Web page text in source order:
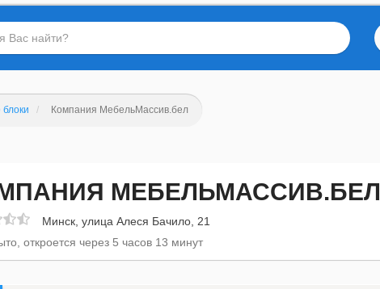
Компания МебельМассив.бел
МЕБЕЛЬМАССИВ.БЕЛ
Минск, улица Алеся Бачило, 21
откроется через 5 часов 13 минут